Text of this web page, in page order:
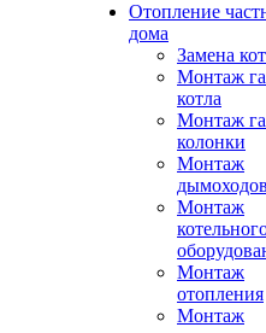
Отопление
дома
Замена
Монтаж
котла
Монтаж
колонки
Монтаж
Монтаж
Монтаж
отопления
Монтаж